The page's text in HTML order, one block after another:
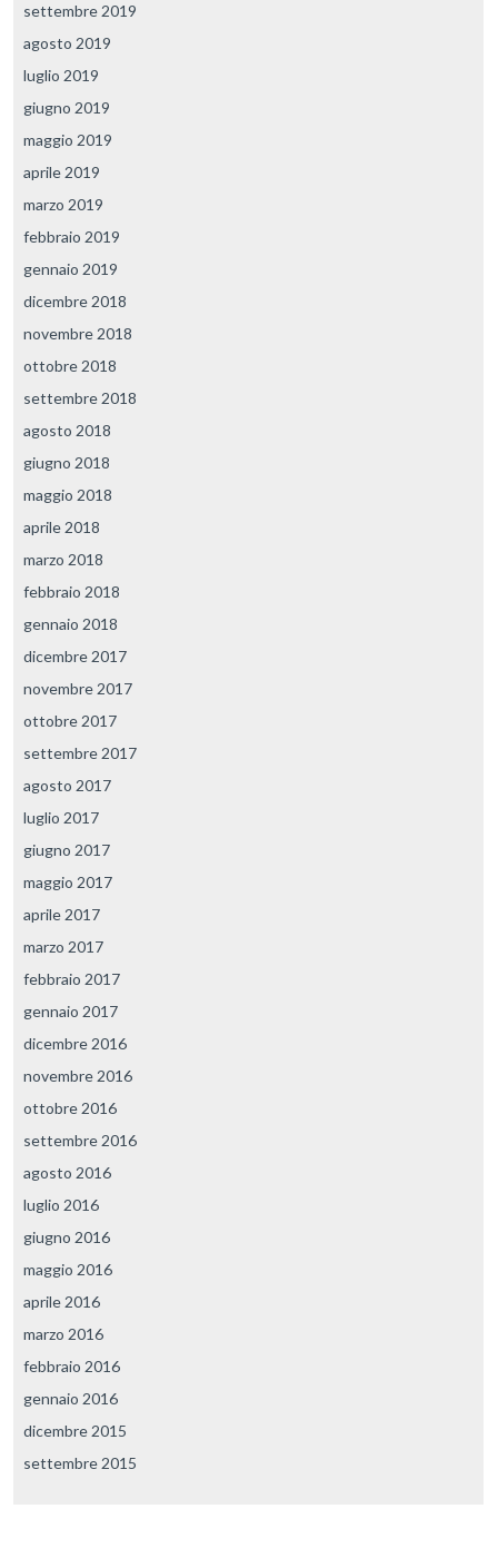
settembre 2019
agosto 2019
luglio 2019
giugno 2019
maggio 2019
aprile 2019
marzo 2019
febbraio 2019
gennaio 2019
dicembre 2018
novembre 2018
ottobre 2018
settembre 2018
agosto 2018
giugno 2018
maggio 2018
aprile 2018
marzo 2018
febbraio 2018
gennaio 2018
dicembre 2017
novembre 2017
ottobre 2017
settembre 2017
agosto 2017
luglio 2017
giugno 2017
maggio 2017
aprile 2017
marzo 2017
febbraio 2017
gennaio 2017
dicembre 2016
novembre 2016
ottobre 2016
settembre 2016
agosto 2016
luglio 2016
giugno 2016
maggio 2016
aprile 2016
marzo 2016
febbraio 2016
gennaio 2016
dicembre 2015
settembre 2015